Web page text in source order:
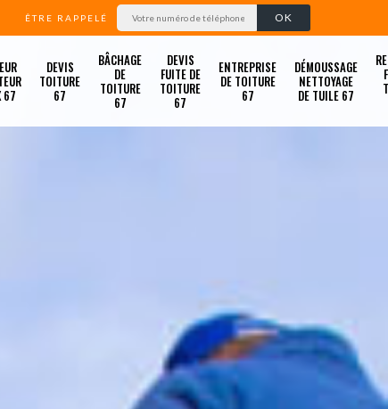
ÊTRE RAPPELÉ
67
DEVIS
TOITURE
67
BÂCHAGE
DE
TOITURE
67
DEVIS
FUITE DE
TOITURE
67
ENTREPRISE
DE TOITURE
67
DÉMOUSSAGE
NETTOYAGE
DE TUILE 67